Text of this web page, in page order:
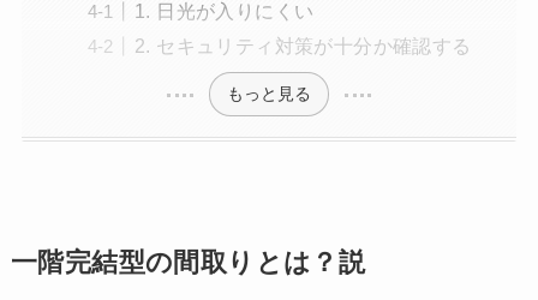
1. 日光が入りにくい
2. セキュリティ対策が十分か確認する
もっと見る
一階完結型の間取りとは？説